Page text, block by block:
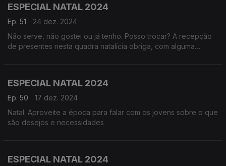
ESPECIAL NATAL 2024
Ep. 51
24 dez. 2024
Não serve, não gostei ou já tenho. Posso trocar? A recepção
de presentes nesta quadra natalícia obriga, com alguma
ESPECIAL NATAL 2024
Ep. 50
17 dez. 2024
Natal: Aproveite a época para falar com os jovens sobre o que
são desejos e necessidades
ESPECIAL NATAL 2024